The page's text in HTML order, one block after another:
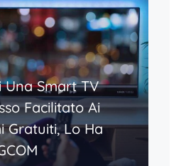
Una Smart TV
Facilitato Ai
Gratuiti, Lo Ha